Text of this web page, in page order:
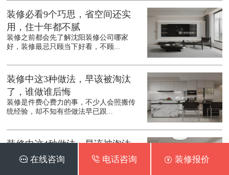
装修必看9个巧思，省空间还实
用，住十年都不腻
装修之前都会先了解沈阳装修公司哪家
好，装修最忌只顾当下好看，不顾...
装修中这3种做法，早该被淘汰
了，谁做谁后悔
装修是件费心费力的事，不少人会照搬传
统经验，却不知有些做法早已跟...
装修中这4种做法，早该被淘汰
了，谁做谁后悔
 在线咨询  电话咨询  装修报价